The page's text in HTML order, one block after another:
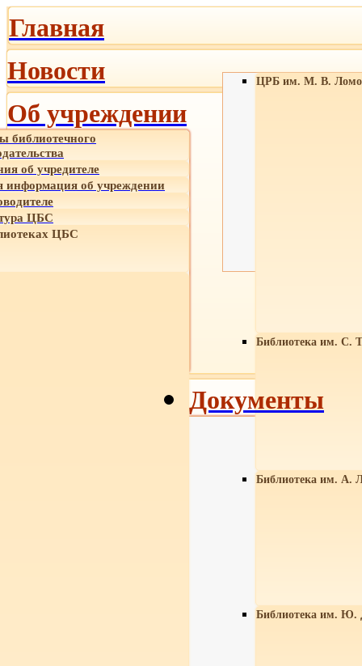
Главная
Новости
Об учреждении
библиотечного
об учредителе
об учреждении
ЦБС
ЦБС
ЦРБ им. М. В.
Библиотека им. С.
Библиотека им. А.
Библиотека им. Ю.
Документы